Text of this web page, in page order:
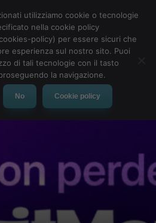
MENU
utilizziamo cookie o tecnologie
nella cookie policy
policy) per essere sicuri che
esperienza sul nostro sito. Puoi
di tali tecnologie con il tasto
la navigazione.
No Cookie policy